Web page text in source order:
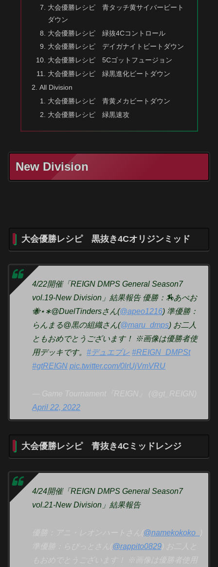
大会優勝レシピ 青タッチ黄サイバービート
ダウン
大会優勝レシピ 緑抜4Cコントロール
大会優勝レシピ デイガナイトビートダウン
大会優勝レシピ 5Cゴットフュージョン
大会優勝レシピ 緑黒進化ビートダウン
All Division
大会優勝レシピ 青黄メカビートダウン
大会優勝レシピ 緑黒速攻
New Division
大会優勝レシピ 黒抜き4Cオリジンミッド
4/22開催「REIGN DMPS General Season7
vol.19-New Division」結果報告 優勝：🏇あぺお
🐝⋆︎∗@DuelTindersさん(@apeo1216) 準優勝：
らんまる@黒の組織さん(@maru_dmps) お二人
ともおめでとうございます！ ※画像は優勝者使
用デッキです。#デュエプレ #REIGN_DMPSt
#gtREIGN pic.twitter.com/0lrUjVmVRU
— Game Tournament『REIGN』 (@gt_REIGN)
April 22, 2022
大会優勝レシピ 青抜き4Cミッドレンジ
4/24開催「REIGN DMPS General Season7
vol.21-New Division」結果報告
優勝：アニ・レオンハートさん(@namekokoko_
準優勝：らぴっとさん(@rappito0829 ) お二人と
もおめでとうございます！ ※画像は優勝者使用